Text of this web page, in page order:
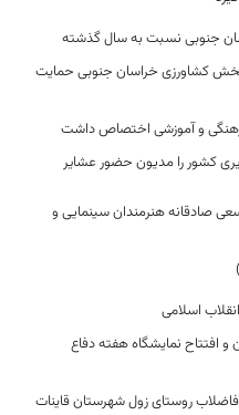
بخش کشاورزی خراسان جنوبی حمایت
کشور را مدیون حضور عشایر
صادقانه هنرمندان سینمایی و
اسلامی
و افتتاح نمایشگاه هفته دفاع
روستای زول شهرستان قاینات